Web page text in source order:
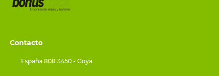
Contacto
España 808 3450 - Goya